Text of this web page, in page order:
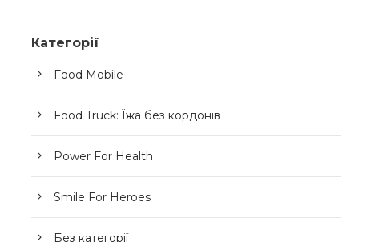
Категорії
Food Mobile
Food Truck: Їжа без кордонів
Power For Health
Smile For Heroes
Без категорії